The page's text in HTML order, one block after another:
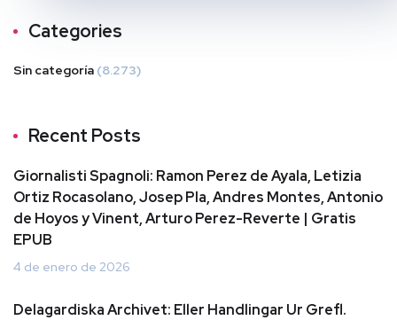
Categories
Sin categoría (8.273)
Recent Posts
Giornalisti Spagnoli: Ramon Perez de Ayala, Letizia
Ortiz Rocasolano, Josep Pla, Andres Montes, Antonio
de Hoyos y Vinent, Arturo Perez-Reverte | Gratis
EPUB
4 de enero de 2026
Delagardiska Archivet: Eller Handlingar Ur Grefl.